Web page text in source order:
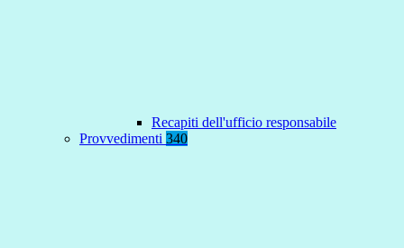
Recapiti dell'ufficio responsabile
Provvedimenti 340